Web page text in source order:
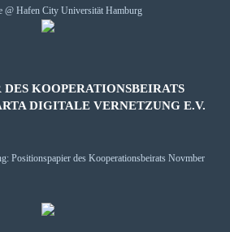
DES KOOPERATIONSBEIRATS
DIGITALE VERNETZUNG E.V.